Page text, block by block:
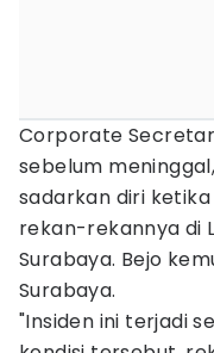
Corporate
sebelum
sadarkan diri
rekan-rekannya di
Surabaya. Bejo
Surabaya.
"Insiden ini terjadi